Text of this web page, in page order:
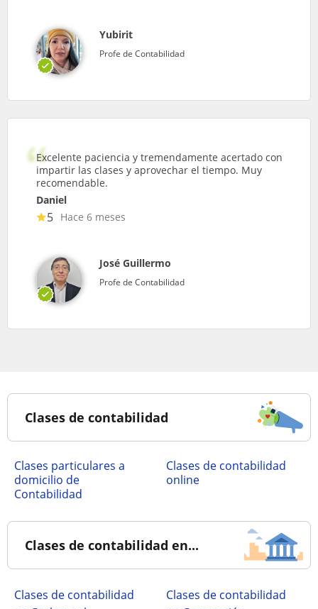
Yubirit
Profe de Contabilidad
Excelente paciencia y tremendamente acertado con
impartir las clases y aprovechar el tiempo. Muy
recomendable.
Daniel
5 Hace 6 meses
José Guillermo
Profe de Contabilidad
Clases de contabilidad
clases particulares a
domicilio de
Contabilidad
Clases de contabilidad
online
Clases de contabilidad en...
Clases de contabilidad
Clases de contabilidad